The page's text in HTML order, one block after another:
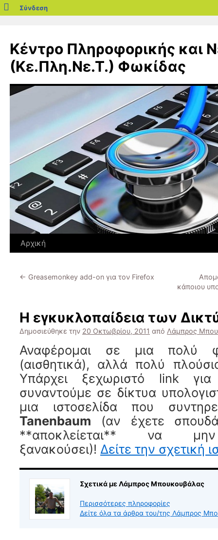
blogs.sch.gr
Σύνδεση
περιεχόμενο
Κέντρο Πληροφορικής και
(Κε.Πλη.Νε.Τ.) Φωκίδας
Αρχική
← Greasemonkey add-on για τον Firefox
κάποιου
Η εγκυκλοπαίδεια των
Δημοσιεύθηκε την 20 Οκτωβρίου, 2011 από Λάμπρος
Αναφέρομαι σε μια πολύ
(αισθητικά), αλλά πολύ
Υπάρχει ξεχωριστό link
συναντούμε σε δίκτυα
μια ιστοσελίδα που
Tanenbaum (αν έχετε
**αποκλείεται** να
ξανακούσει)! Δείτε την σχετική
Σχετικά με Λάμπρος Μπουκουβάλας
Περισσότερες πληροφορίες
Δείτε όλα τα άρθρα του/της Λάμπρος